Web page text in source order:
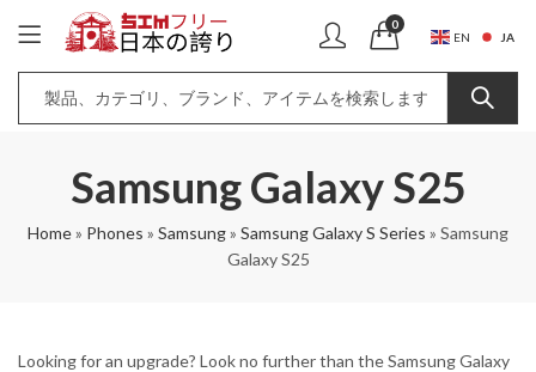
0
EN
JA
Samsung Galaxy S25
Home» Phones » Samsung» Samsung Galaxy S Series » Samsung
Galaxy S25
Looking for an upgrade? Look no further than the Samsung Galaxy